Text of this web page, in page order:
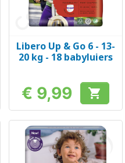
Snel bekijken
Libero Up & Go 6 - 13-
20 kg - 18 babyluiers
Prijs
€ 9,99 